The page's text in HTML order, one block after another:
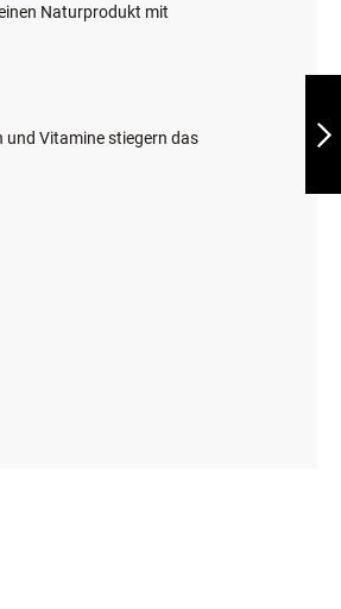
Naturprodukt mit
und Vitamine stiegern das